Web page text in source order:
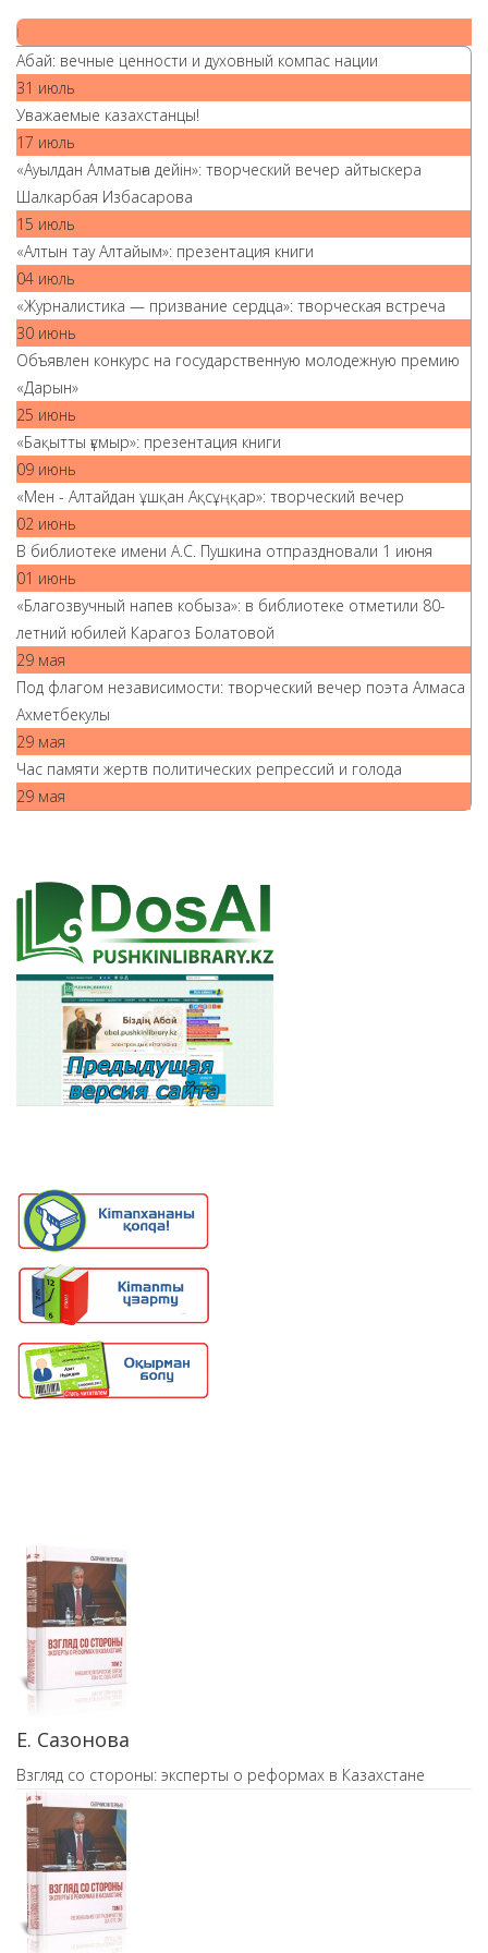
Абай: вечные ценности и духовный компас нации
31 июль
Уважаемые казахстанцы!
17 июль
«Ауылдан Алматыға дейін»: творческий вечер айтыскера
Шалкарбая Избасарова
15 июль
«Алтын тау Алтайым»: презентация книги
04 июль
«Журналистика — призвание сердца»: творческая встреча
30 июнь
Объявлен конкурс на государственную молодежную премию
«Дарын»
25 июнь
«Бақытты ғұмыр»: презентация книги
09 июнь
«Мен - Алтайдан ұшқан Ақсұңқар»: творческий вечер
02 июнь
В библиотеке имени А.С. Пушкина отпраздновали 1 июня
01 июнь
«Благозвучный напев кобыза»: в библиотеке отметили 80-
летний юбилей Карагоз Болатовой
29 мая
Под флагом независимости: творческий вечер поэта Алмаса
Ахметбекулы
29 мая
Час памяти жертв политических репрессий и голода
29 мая
Е. Сазонова
Взгляд со стороны: эксперты о реформах в Казахстане